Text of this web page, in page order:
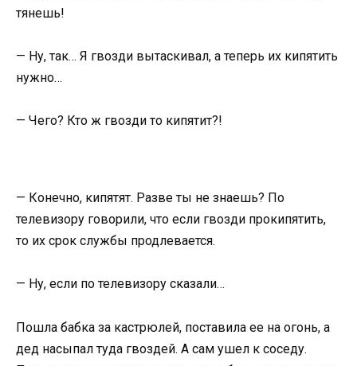
тянешь!
— Ну, так… Я гвозди вытаскивал, а теперь их кипятить
нужно…
— Чего? Кто ж гвозди то кипятит?!
— Конечно, кипятят. Разве ты не знаешь? По
телевизору говорили, что если гвозди прокипятить,
то их срок службы продлевается.
— Ну, если по телевизору сказали…
Пошла бабка за кастрюлей, поставила ее на огонь, а
дед насыпал туда гвоздей. А сам ушел к соседу.